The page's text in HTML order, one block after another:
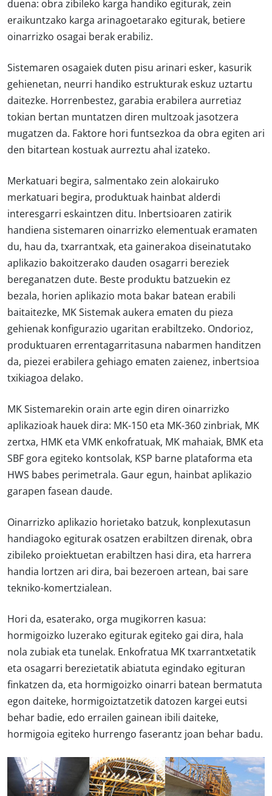
duena: obra zibileko karga handiko egiturak, zein
eraikuntzako karga arinagoetarako egiturak, betiere
oinarrizko osagai berak erabiliz.
Sistemaren osagaiek duten pisu arinari esker, kasurik
gehienetan, neurri handiko estrukturak eskuz uztartu
daitezke. Horrenbestez, garabia erabilera aurretiaz
tokian bertan muntatzen diren multzoak jasotzera
mugatzen da. Faktore hori funtsezkoa da obra egiten ari
den bitartean kostuak aurreztu ahal izateko.
Merkatuari begira, salmentako zein alokairuko
merkatuari begira, produktuak hainbat alderdi
interesgarri eskaintzen ditu. Inbertsioaren zatirik
handiena sistemaren oinarrizko elementuak eramaten
du, hau da, txarrantxak, eta gainerakoa diseinatutako
aplikazio bakoitzerako dauden osagarri bereziek
bereganatzen dute. Beste produktu batzuekin ez
bezala, horien aplikazio mota bakar batean erabili
baitaitezke, MK Sistemak aukera ematen du pieza
gehienak konfigurazio ugaritan erabiltzeko. Ondorioz,
produktuaren errentagarritasuna nabarmen handitzen
da, piezei erabilera gehiago ematen zaienez, inbertsioa
txikiagoa delako.
MK Sistemarekin orain arte egin diren oinarrizko
aplikazioak hauek dira: MK-150 eta MK-360 zinbriak, MK
zertxa, HMK eta VMK enkofratuak, MK mahaiak, BMK eta
SBF gora egiteko kontsolak, KSP barne plataforma eta
HWS babes perimetrala. Gaur egun, hainbat aplikazio
garapen fasean daude.
Oinarrizko aplikazio horietako batzuk, konplexutasun
handiagoko egiturak osatzen erabiltzen direnak, obra
zibileko proiektuetan erabiltzen hasi dira, eta harrera
handia lortzen ari dira, bai bezeroen artean, bai sare
tekniko-komertzialean.
Hori da, esaterako, orga mugikorren kasua:
hormigoizko luzerako egiturak egiteko gai dira, hala
nola zubiak eta tunelak. Enkofratua MK txarrantxetatik
eta osagarri berezietatik abiatuta egindako egituran
finkatzen da, eta hormigoizko oinarri batean bermatuta
egon daiteke, hormigoiztatzetik datozen kargei eutsi
behar badie, edo errailen gainean ibili daiteke,
hormigoia egiteko hurrengo faserantz joan behar badu.